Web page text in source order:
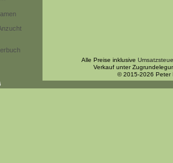
Alle Preise inklusive
Verkauf unter
© 2015-2026 Peter